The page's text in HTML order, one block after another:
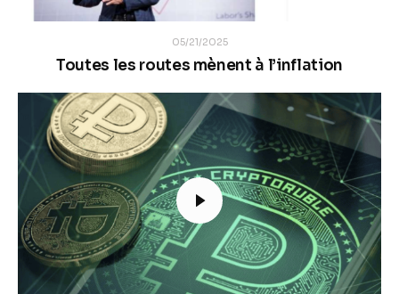
05/21/2025
Toutes les routes mènent à l’inflation